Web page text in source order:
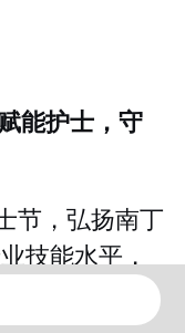
能护士，守
节，弘扬南丁
技能水平，
们的未来，赋